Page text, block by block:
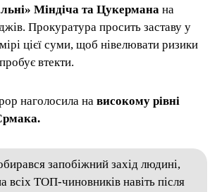
Міндіча та Цукермана на
Прокуратура просить заставу у
цієї суми, щоб нівелювати ризики
втекти.
наголосила на високому рівні
запобіжний захід людині,
всіх ТОП-чиновників навіть після